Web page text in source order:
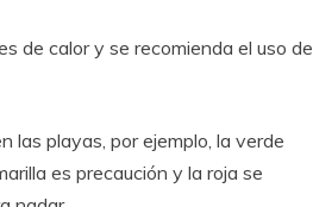
de calor y se recomienda el uso de
las playas, por ejemplo, la verde
es precaución y la roja se